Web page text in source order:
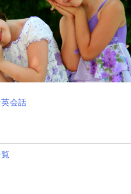
ックスフォードリーディング
1パック
で採用されている「国
Tree（ORT）／オック
ー」。日本で親子英語に
れているのですが、上
だいている
覚えますし、ママの語り
も簡単ですよ！
会話